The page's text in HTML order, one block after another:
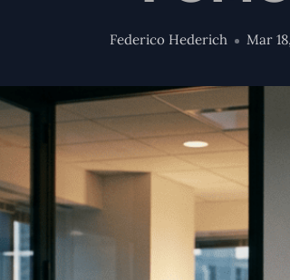
Federico Hederich Mar